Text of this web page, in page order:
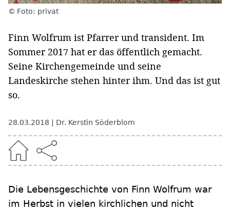
Foto: privat
Finn Wolfrum ist Pfarrer und transident. Im
Sommer 2017 hat er das öffentlich gemacht.
Seine Kirchengemeinde und seine
Landeskirche stehen hinter ihm. Und das ist gut
so.
28.03.2018 Dr. Kerstin Söderblom
Die Lebensgeschichte von Finn Wolfrum war
im Herbst in vielen kirchlichen und nicht